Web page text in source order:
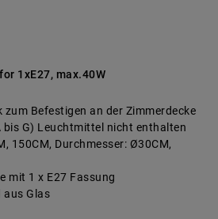
1xE27, max.40W
zum Befestigen an der Zimmerdecke
bis G) Leuchtmittel nicht enthalten
150CM, Durchmesser: Ø30CM,
mit 1 x E27 Fassung
aus Glas